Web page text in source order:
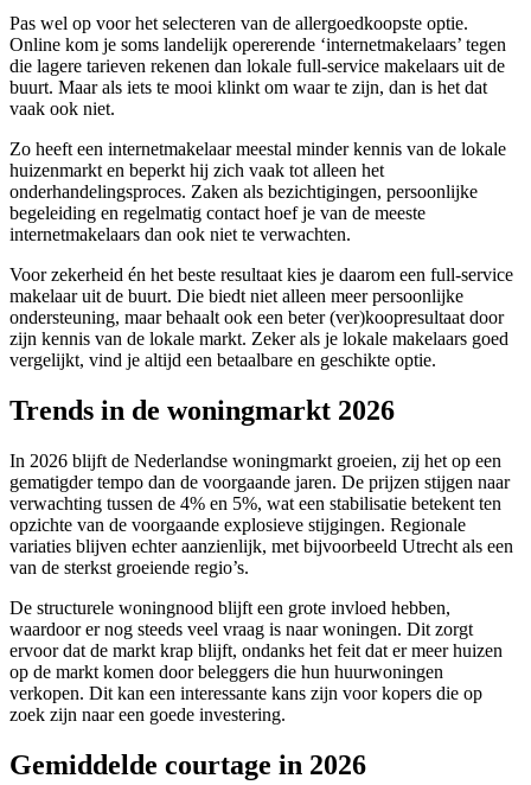
Pas wel op voor het selecteren van de allergoedkoopste optie.
Online kom je soms landelijk opererende ‘internetmakelaars’ tegen
die lagere tarieven rekenen dan lokale full-service makelaars uit de
buurt. Maar als iets te mooi klinkt om waar te zijn, dan is het dat
vaak ook niet.
Zo heeft een internetmakelaar meestal minder kennis van de lokale
huizenmarkt en beperkt hij zich vaak tot alleen het
onderhandelingsproces. Zaken als bezichtigingen, persoonlijke
begeleiding en regelmatig contact hoef je van de meeste
internetmakelaars dan ook niet te verwachten.
Voor zekerheid én het beste resultaat kies je daarom een full-service
makelaar uit de buurt. Die biedt niet alleen meer persoonlijke
ondersteuning, maar behaalt ook een beter (ver)koopresultaat door
zijn kennis van de lokale markt. Zeker als je lokale makelaars goed
vergelijkt, vind je altijd een betaalbare en geschikte optie.
Trends in de woningmarkt 2026
In 2026 blijft de Nederlandse woningmarkt groeien, zij het op een
gematigder tempo dan de voorgaande jaren. De prijzen stijgen naar
verwachting tussen de 4% en 5%, wat een stabilisatie betekent ten
opzichte van de voorgaande explosieve stijgingen. Regionale
variaties blijven echter aanzienlijk, met bijvoorbeeld Utrecht als een
van de sterkst groeiende regio’s.
De structurele woningnood blijft een grote invloed hebben,
waardoor er nog steeds veel vraag is naar woningen. Dit zorgt
ervoor dat de markt krap blijft, ondanks het feit dat er meer huizen
op de markt komen door beleggers die hun huurwoningen
verkopen. Dit kan een interessante kans zijn voor kopers die op
zoek zijn naar een goede investering.
Gemiddelde courtage in 2026